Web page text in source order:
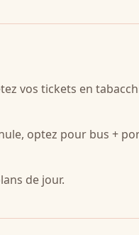
vos tickets en
optez pour bus +
de jour.